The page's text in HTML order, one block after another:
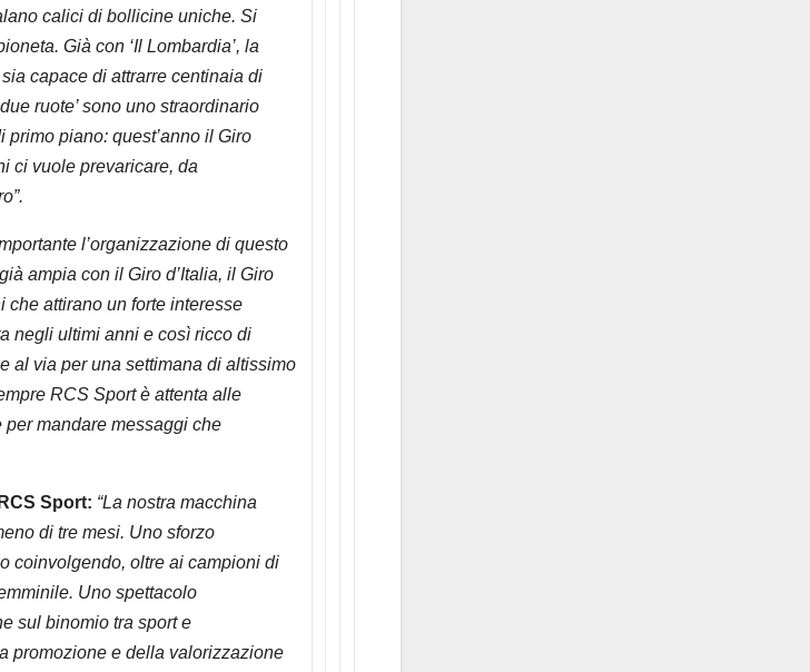
calici di bollicine uniche. Si
Già con ‘Il Lombardia’, la
capace di attrarre centinaia di
ruote’ sono uno straordinario
piano: quest’anno il Giro
ci vuole prevaricare, da
l’organizzazione di questo
ampia con il Giro d’Italia, il Giro
che attirano un forte interesse
negli ultimi anni e così ricco di
al via per una settimana di altissimo
RCS Sport è attenta alle
mandare messaggi che
Sport: “La nostra macchina
di tre mesi. Uno sforzo
coinvolgendo, oltre ai campioni di
Uno spettacolo
sul binomio tra sport e
promozione e della valorizzazione